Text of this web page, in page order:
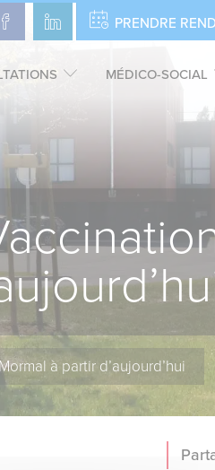
PRENDRE
MÉDICO-SOCIAL
à partir d’aujourd’hui